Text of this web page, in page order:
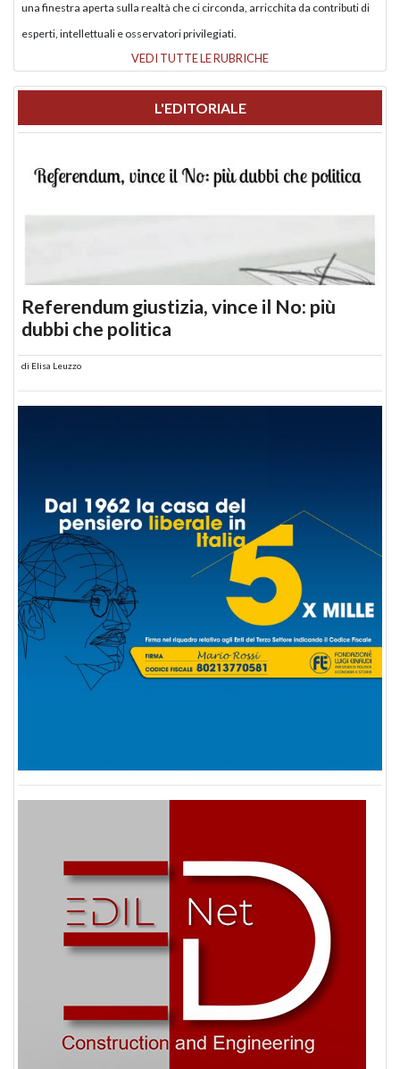
una finestra aperta sulla realtà che ci circonda, arricchita da contributi di
esperti, intellettuali e osservatori privilegiati.
VEDI TUTTE LE RUBRICHE
L'EDITORIALE
Referendum giustizia, vince il No: più
dubbi che politica
di Elisa Leuzzo